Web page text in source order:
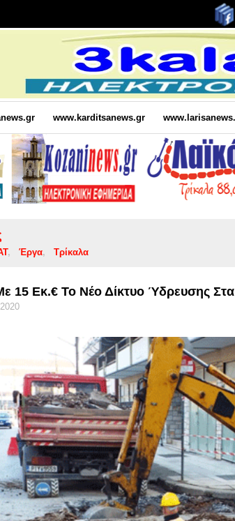
www.karditsanews.gr
Έργα Τρίκαλα
15 Εκ.€ Το Νέο Δίκτυο Ύδρευσης